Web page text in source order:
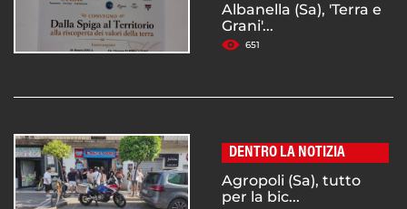
Albanella (Sa), 'Terra e
Grani'...
651
DENTRO LA NOTIZIA
Agropoli (Sa), tutto
per la bic...